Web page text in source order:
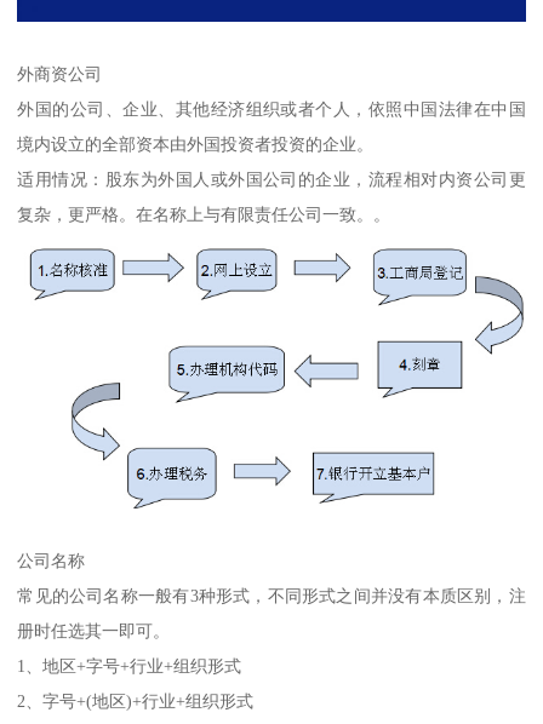
外商资公司
外国的公司、企业、其他经济组织或者个人，依照中国法律在中国
境内设立的全部资本由外国投资者投资的企业。
适用情况：股东为外国人或外国公司的企业，流程相对内资公司更
复杂，更严格。在名称上与有限责任公司一致。。
公司名称
常见的公司名称一般有3种形式，不同形式之间并没有本质区别，注
册时任选其一即可。
1、地区+字号+行业+组织形式
2、字号+(地区)+行业+组织形式